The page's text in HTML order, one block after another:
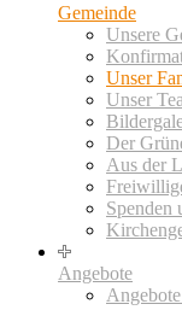
Gemeinde
Unsere
Unser
Unser
Der
Aus der
Spenden
Angebote